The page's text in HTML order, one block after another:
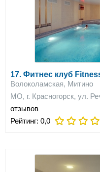
17. Фитнес клуб
Волоколамская, Митино
МО, г. Красногорск, ул.
отзывов
Рейтинг: 0,0